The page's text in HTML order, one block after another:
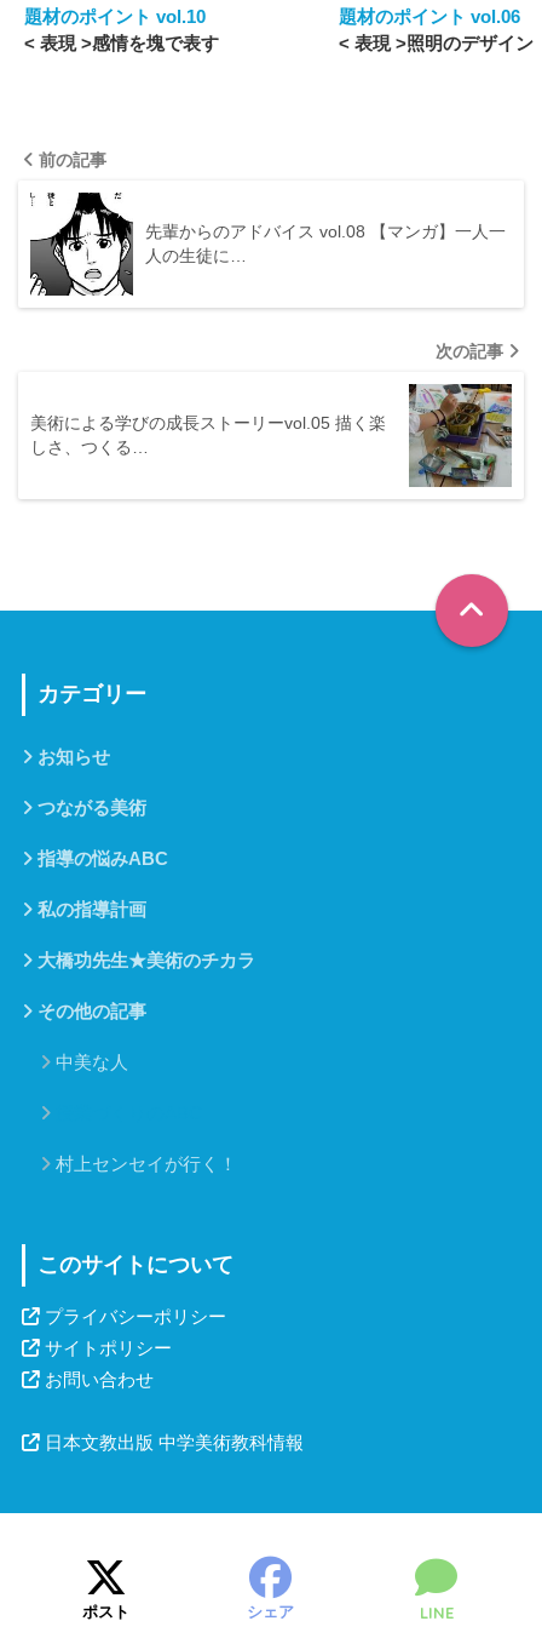
題材のポイント vol.10
< 表現 >感情を塊で表す
題材のポイント vol.06
< 表現 >照明のデザイン
前の記事
先輩からのアドバイス vol.08 【マンガ】一人一
人の生徒に…
次の記事
美術による学びの成長ストーリーvol.05 描く楽
しさ、つくる…
カテゴリー
お知らせ
つながる美術
指導の悩みABC
私の指導計画
大橋功先生★美術のチカラ
その他の記事
中美な人
村上センセイが行く！
このサイトについて
プライバシーポリシー
サイトポリシー
お問い合わせ
日本文教出版 中学美術教科情報
ポスト シェア LINE